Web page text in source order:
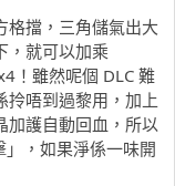
格擋，三角儲氣出大
，就可以加乘
！雖然呢個 DLC 難
拎唔到過黎用，加上
加護自動回血，所以
，如果淨係一味開